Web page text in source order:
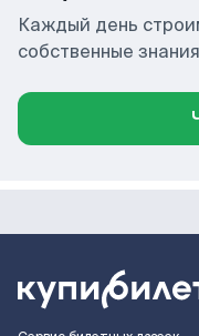
Каждый день
собственные